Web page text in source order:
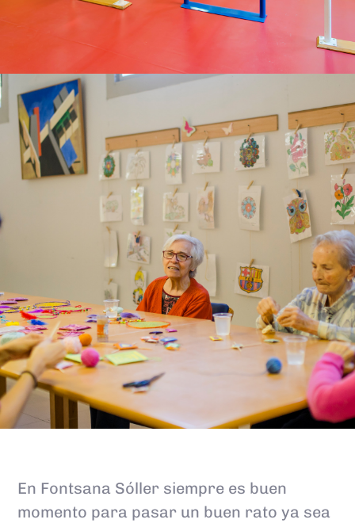
En Fontsana Sóller siempre es buen
momento para pasar un buen rato ya sea